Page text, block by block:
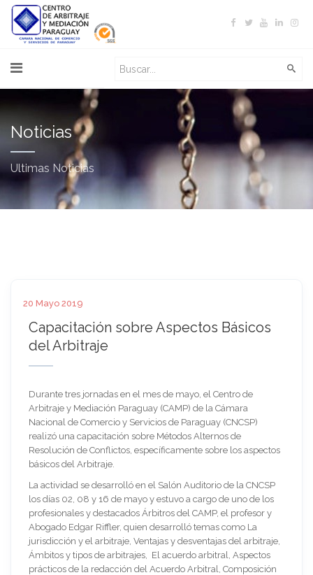
Noticias
Ultimas Noticias
20 Mayo 2019
Capacitación sobre Aspectos Básicos
del Arbitraje
Durante tres jornadas en el mes de mayo, el Centro de
Arbitraje y Mediación Paraguay (CAMP) de la Cámara
Nacional de Comercio y Servicios de Paraguay (CNCSP)
realizó una capacitación sobre Métodos Alternos de
Resolución de Conflictos, específicamente sobre los aspectos
básicos del Arbitraje.
La actividad se desarrolló en el Salón Auditorio de la CNCSP
los días 02, 08 y 16 de mayo y estuvo a cargo de uno de los
profesionales y destacados Árbitros del CAMP, el profesor y
Abogado Edgar Riffler, quien desarrolló temas como La
jurisdicción y el arbitraje, Ventajas y desventajas del arbitraje,
Ámbitos y tipos de arbitrajes, El acuerdo arbitral, Aspectos
prácticos de la redacción del Acuerdo Arbitral, Composición